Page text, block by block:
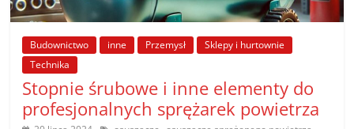
Budownictwo inne Przemysł
Sklepy i hurtownie
Technika
Stopnie śrubowe i inne elementy do
profesjonalnych sprężarek powietrza